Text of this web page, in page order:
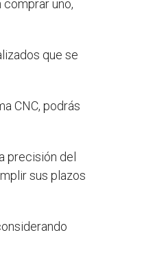
comprar uno,
que se
CNC, podrás
precisión del
sus plazos